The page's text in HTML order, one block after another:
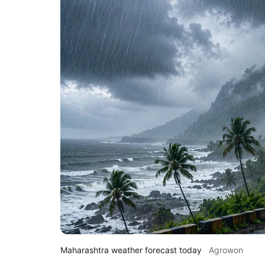
Maharashtra weather forecast today Agrowon